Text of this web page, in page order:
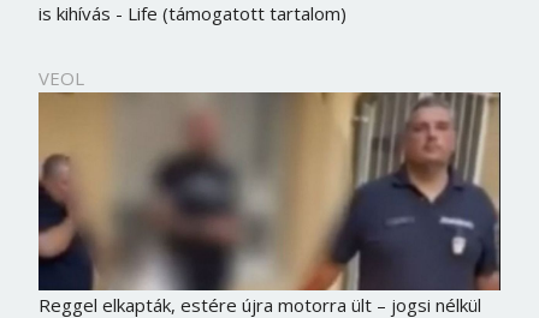
is kihívás - Life (támogatott tartalom)
VEOL
Reggel elkapták, estére újra motorra ült – jogsi nélkül